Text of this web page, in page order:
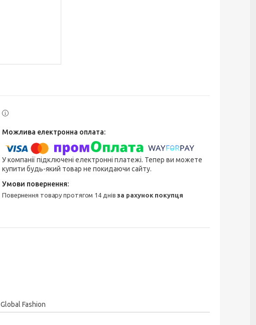
У компанії підключені електронні платежі. Тепер ви можете
купити будь-який товар не покидаючи сайту.
повернення товару протягом 14 днівза рахунок покупця
Global Fashion